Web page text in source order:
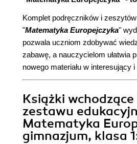
Komplet podręczników i
"Matematyka Europejczyka"
pozwala uczniom zdobywać
zabawę, a nauczycielom ułatwia
nowego materiału w interesujący
Książki wchodzące
zestawu
Matematyka
gimnazjum, klasa